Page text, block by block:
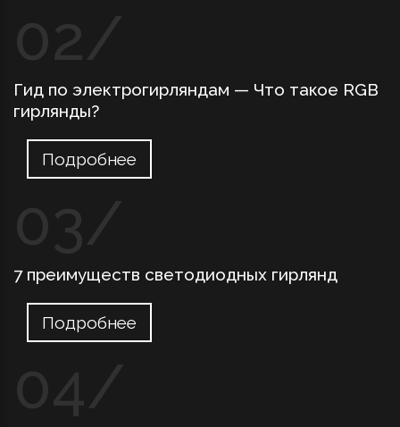
Гид по электрогирляндам — Что такое RGB
гирлянды?
Подробнее
7 преимуществ светодиодных гирлянд
Подробнее